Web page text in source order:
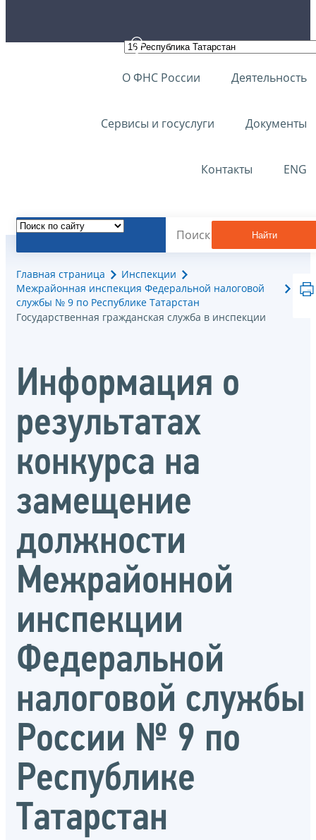
О ФНС России Деятельность
Сервисы и госуслуги Документы
Контакты ENG
Найти
Главная страница
Инспекции
Межрайонная инспекция Федеральной налоговой
службы № 9 по Республике Татарстан
Государственная гражданская служба в инспекции
Информация о
результатах
конкурса на
замещение
должности
Межрайонной
инспекции
Федеральной
налоговой службы
России № 9 по
Республике
Татарстан